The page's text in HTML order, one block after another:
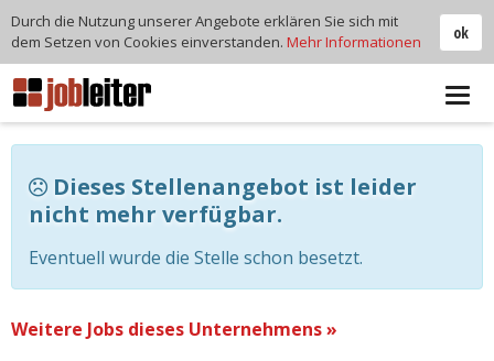
Dieses Stellenangebot ist leider
nicht mehr verfügbar.
Eventuell wurde die Stelle schon besetzt.
Weitere Jobs dieses Unternehmens »
ok
Durch die Nutzung unserer Angebote erklären Sie sich mit
dem Setzen von Cookies einverstanden. Mehr Informationen